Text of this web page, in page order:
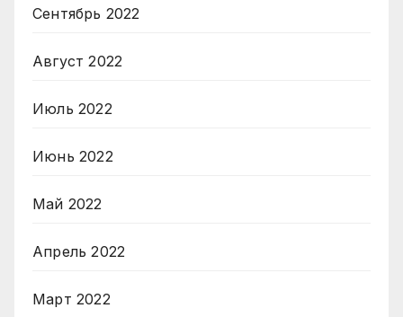
Сентябрь 2022
Август 2022
Июль 2022
Июнь 2022
Май 2022
Апрель 2022
Март 2022